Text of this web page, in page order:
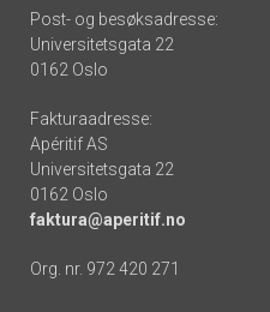
Post- og besøksadresse:
Universitetsgata 22
0162 Oslo
Fakturaadresse:
Apéritif AS
Universitetsgata 22
0162 Oslo
faktura@aperitif.no
Org. nr. 972 420 271